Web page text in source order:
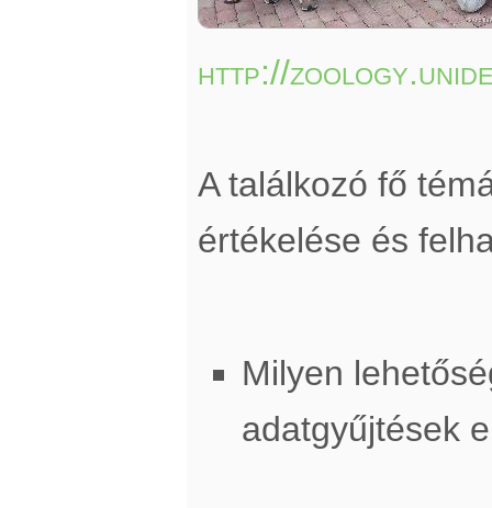
http://
A találkozó fő
értékelése és
Milyen
adatgyűjtések